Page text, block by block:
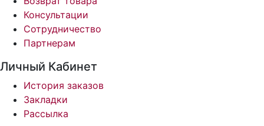
Консультации
Сотрудничество
Партнерам
Личный Кабинет
История заказов
Закладки
Рассылка